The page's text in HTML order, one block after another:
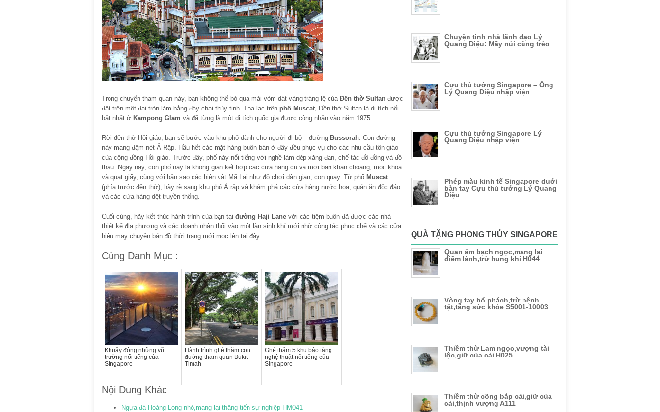
Trong chuyến tham quan này, bạn không thể bỏ qua mái vòm dát vàng tráng lệ của Đền thờ Sultan được
đặt trên một đai tròn làm bằng đáy chai thủy tinh. Tọa lạc trên phố Muscat, Đền thờ Sultan là di tích nổi
bật nhất ở Kampong Glam và đã từng là một di tích quốc gia được công nhận vào năm 1975.
Rời đền thờ Hồi giáo, bạn sẽ bước vào khu phố dành cho người đi bộ – đường Bussorah. Con đường
này mang đậm nét Ả Rập. Hầu hết các mặt hàng buôn bán ở đây đều phục vụ cho các nhu cầu tôn giáo
của cộng đồng Hồi giáo. Trước đây, phố này nổi tiếng với nghề làm dép xăng-đan, chế tác đồ đồng và đồ
thau. Ngày nay, con phố này là không gian kết hợp các cửa hàng cũ và mới bán khăn choàng, móc khóa
và quạt giấy, cùng với bản sao các hiện vật Mã Lai như đồ chơi dân gian, con quay. Từ phố Muscat
(phía trước đền thờ), hãy rẽ sang khu phố Ả rập và khám phá các cửa hàng nước hoa, quán ăn độc đáo
và các cửa hàng dệt truyền thống.
Cuối cùng, hãy kết thúc hành trình của bạn tại đường Haji Lane với các tiệm buôn đã được các nhà
thiết kế địa phương và các doanh nhân thổi vào một làn sinh khí mới nhờ công tác phục chế và các cửa
hiệu may chuyên bán đồ thời trang mới mọc lên tại đây.
Cùng Danh Mục :
Khuấy động những vũ
trường nổi tiếng của
Singapore
Hành trình ghé thăm con
đường tham quan Bukit
Timah
Ghé thăm 5 khu bảo tàng
nghệ thuật nổi tiếng của
Singapore
Nội Dung Khác
Ngựa đá Hoàng Long nhỏ,mang lại thăng tiến sự nghiệp HM041
Chuyện tình nhà lãnh đạo Lý
Quang Diệu: Mấy núi cũng trèo
Cựu thủ tướng Singapore – Ông
Lý Quang Diệu nhập viện
Cựu thủ tướng Singapore Lý
Quang Diệu nhập viện
Phép màu kinh tế Singapore dưới
bàn tay Cựu thủ tướng Lý Quang
Diệu
QUÀ TẶNG PHONG THỦY SINGAPORE
Quan âm bạch ngọc,mang lại
điềm lành,trừ hung khí H044
Vòng tay hổ phách,trừ bệnh
tật,tăng sức khỏe S5001-10003
Thiềm thừ Lam ngọc,vượng tài
lộc,giữ của cải H025
Thiềm thừ cõng bắp cải,giữ của
cải,thịnh vượng A111